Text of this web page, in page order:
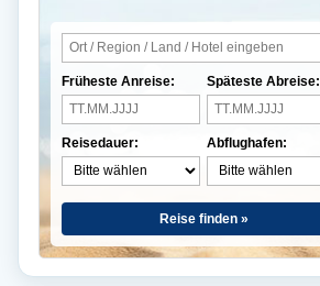
Früheste Anreise:
Reisedauer:
Späteste Abreise:
Abflughafen:
Reise finden »